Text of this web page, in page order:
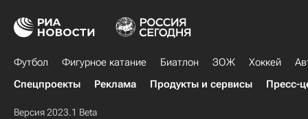
Футбол Фигурное катание Биатлон ЗОЖ Хоккей
Спецпроекты
Реклама Продукты и сервисы Пресс-
Версия 2023.1 Beta